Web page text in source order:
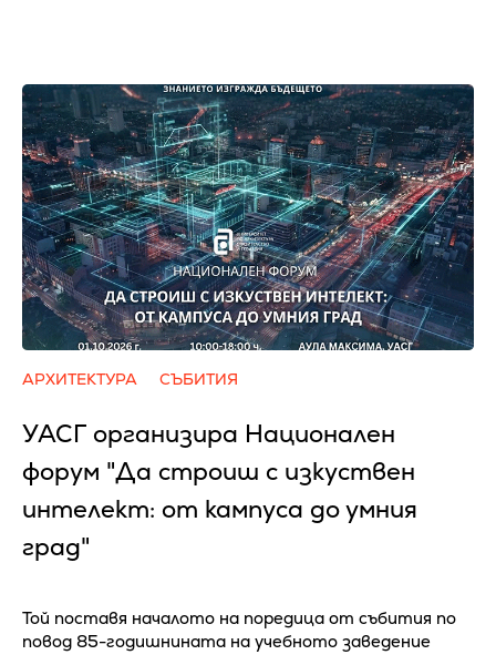
АРХИТЕКТУРА СЪБИТИЯ
УАСГ организира Национален
форум "Да строиш с изкуствен
интелект: от кампуса до умния
град"
Той поставя началото на поредица от събития по
повод 85-годишнината на учебното заведение